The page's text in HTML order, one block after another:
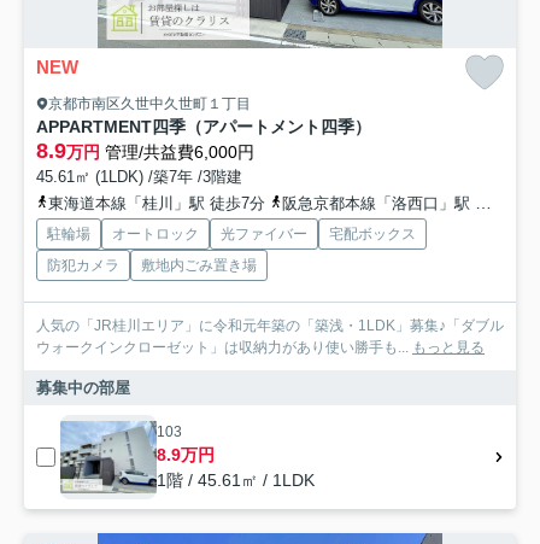
NEW
京都市南区久世中久世町１丁目
APPARTMENT四季（アパートメント四季）
8.9万円 管理/共益費6,000円
45.61㎡ (1LDK) /築7年 /3階建
東海道本線「桂川」駅 徒歩7分
阪急京都本線「洛西口」駅 徒歩17分
駐輪場 オートロック 光ファイバー
宅配ボックス
防犯カメラ
敷地内ごみ置き場
人気の「JR桂川エリア」に令和元年築の「築浅・1LDK」募集♪「ダブル
ウォークインクローゼット」は収納力があり使い勝手も... もっと見る
募集中の部屋
103
8.9万円
1階 / 45.61㎡ / 1LDK